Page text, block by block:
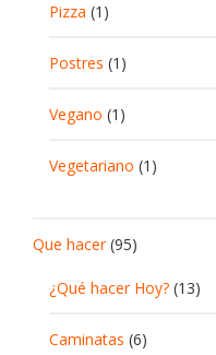
Pizza (1)
Postres (1)
Vegano (1)
Vegetariano (1)
Que hacer(95)
¿Qué hacer Hoy? (13)
Caminatas (6)